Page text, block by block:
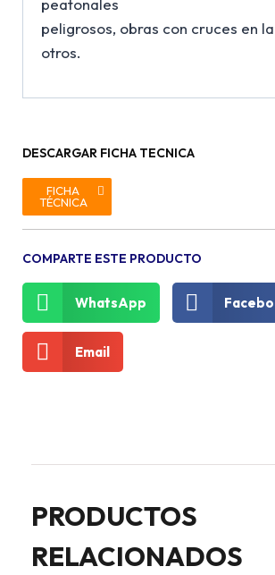
peatonales
peligrosos, obras con cruces en
otros.
DESCARGAR FICHA TECNICA
FICHA
TÉCNICA
COMPARTE ESTE PRODUCTO
WhatsApp
Email
PRODUCTOS
RELACIONADOS